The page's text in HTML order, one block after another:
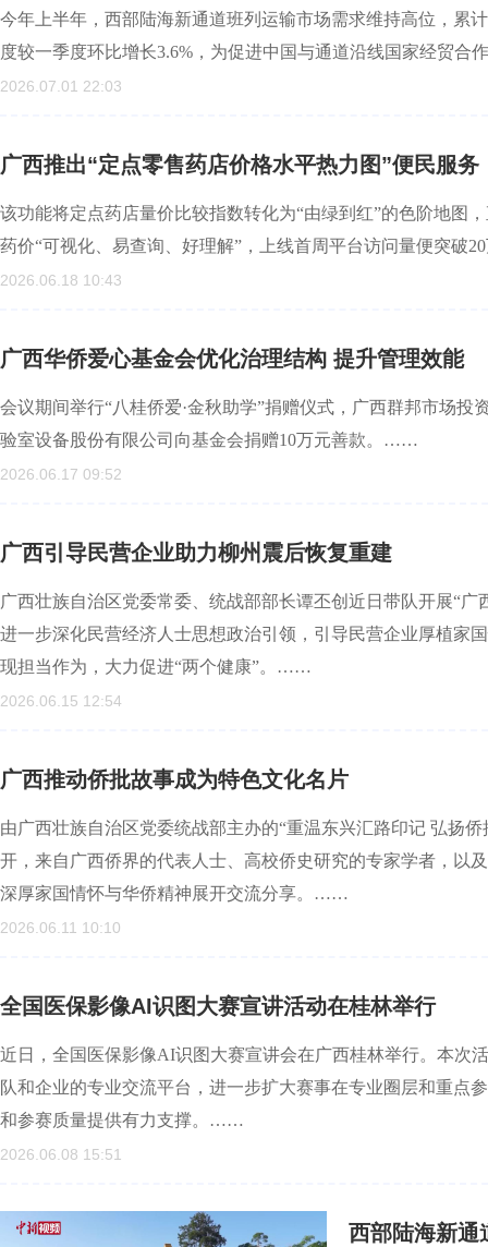
今年上半年，西部陆海新通道班列运输市场需求维持高位，累
度较一季度环比增长3.6%，为促进中国与通道沿线国家经贸
2026.07.01 22:03
广西推出“定点零售药店价格水平热力图”便民服务
该功能将定点药店量价比较指数转化为“由绿到红”的色阶地图
药价“可视化、易查询、好理解”，上线首周平台访问量便突破
2026.06.18 10:43
广西华侨爱心基金会优化治理结构 提升管理效能
会议期间举行“八桂侨爱·金秋助学”捐赠仪式，广西群邦市场
验室设备股份有限公司向基金会捐赠10万元善款。……
2026.06.17 09:52
广西引导民营企业助力柳州震后恢复重建
广西壮族自治区党委常委、统战部部长谭丕创近日带队开展“
进一步深化民营经济人士思想政治引领，引导民营企业厚植家
现担当作为，大力促进“两个健康”。……
2026.06.15 12:54
广西推动侨批故事成为特色文化名片
由广西壮族自治区党委统战部主办的“重温东兴汇路印记 弘扬
开，来自广西侨界的代表人士、高校侨史研究的专家学者，以
深厚家国情怀与华侨精神展开交流分享。……
2026.06.11 10:10
全国医保影像AI识图大赛宣讲活动在桂林举行
近日，全国医保影像AI识图大赛宣讲会在广西桂林举行。本次
队和企业的专业交流平台，进一步扩大赛事在专业圈层和重点
和参赛质量提供有力支撑。……
2026.06.08 15:51
西部陆海新通